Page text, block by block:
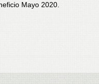
Mayo 2020.